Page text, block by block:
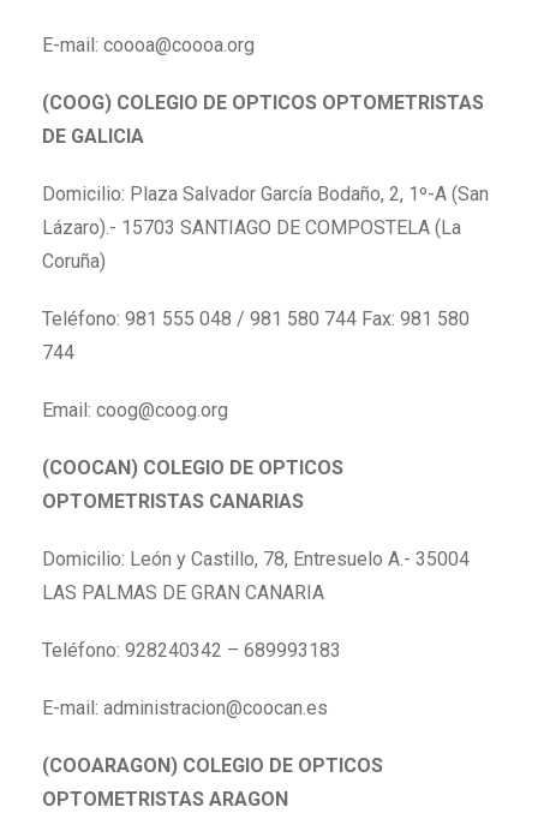
E-mail: coooa@coooa.org
(COOG) COLEGIO DE OPTICOS OPTOMETRISTAS
DE GALICIA
Domicilio: Plaza Salvador García Bodaño, 2, 1º-A (San
Lázaro).- 15703 SANTIAGO DE COMPOSTELA (La
Coruña)
Teléfono: 981 555 048 / 981 580 744 Fax: 981 580
744
Email: coog@coog.org
(COOCAN) COLEGIO DE OPTICOS
OPTOMETRISTAS CANARIAS
Domicilio: León y Castillo, 78, Entresuelo A.- 35004
LAS PALMAS DE GRAN CANARIA
Teléfono: 928240342 – 689993183
E-mail: administracion@coocan.es
(COOARAGON) COLEGIO DE OPTICOS
OPTOMETRISTAS ARAGON